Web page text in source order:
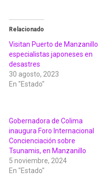
Relacionado
Visitan Puerto de Manzanillo
especialistas japoneses en
desastres
30 agosto, 2023
En "Estado"
Gobernadora de Colima
inaugura Foro Internacional
Concienciación sobre
Tsunamis, en Manzanillo
5 noviembre, 2024
En "Estado"